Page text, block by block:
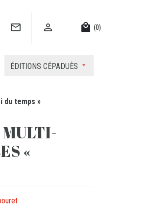
  local_mall (0)
ÉDITIONS CÉPADUÈS
du temps »
MULTI-
«